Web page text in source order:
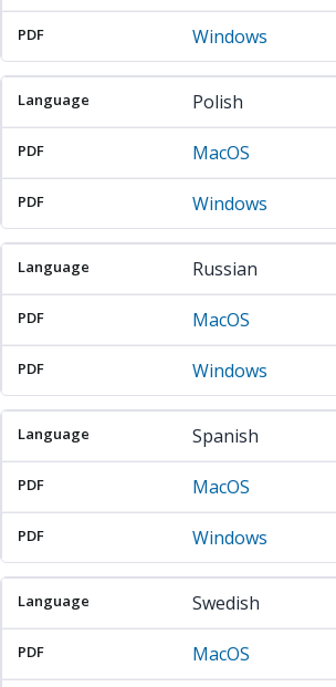
Windows
Polish
MacOS
Windows
Russian
MacOS
Windows
Spanish
MacOS
Windows
Swedish
MacOS